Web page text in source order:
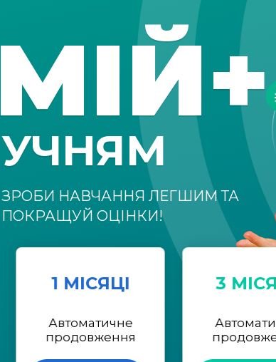
МІЙ+
УЧНЯМ
ЗРОБИ НАВЧАННЯ ЛЕГШИМ ТА
ПОКРАЩУЙ ОЦІНКИ!
1 МІСЯЦІ
Автоматичне
продовження
3